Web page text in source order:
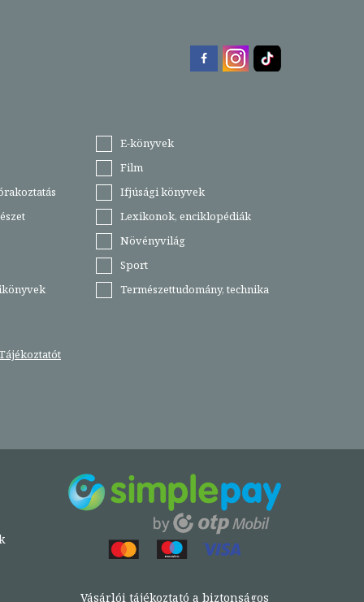
E-könyvek
Film
Ifjúsági könyvek
Lexikonok, enciklopédiák
Növényvilág
Sport
Természettudomány, technika
Vásárlói tájékoztató a biztonságos